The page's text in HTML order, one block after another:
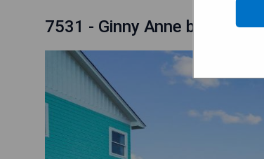
7531 - Ginny Anne by Resort